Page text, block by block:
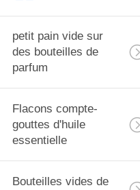
petit pain vide sur
des bouteilles de
parfum
Flacons compte-
gouttes d'huile
essentielle
Bouteilles vides de